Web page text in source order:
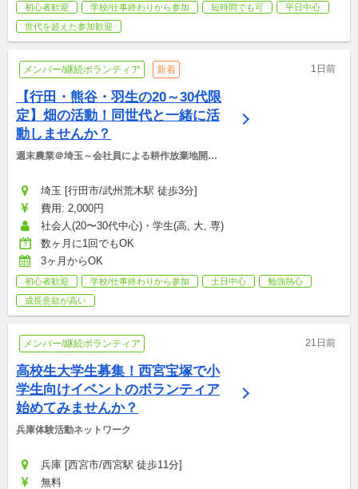
初心者歓迎 学校/仕事終わりから参加 短時間でも可
平日中心
世代を超えた参加歓迎
メンバー/継続ボランティア 新着 1日前
【行田・熊谷・羽生の20～30代限
定】畑の活動！同世代と一緒に活
動しませんか？
週末農業＠埼玉～会社員による耕作放棄地開墾
埼玉 [行田市/武州荒木駅 徒歩3分]
費用: 2,000円
社会人(20〜30代中心)・学生(高, 大, 専)
数ヶ月に1回でもOK
3ヶ月からOK
初心者歓迎 学校/仕事終わりから参加 土日中心
勉強熱心
成長意欲が高い
メンバー/継続ボランティア 21日前
高校生大学生募集！西宮宝塚で小
学生向けイベントのボランティア
始めてみませんか？
兵庫体験活動ネットワーク
兵庫 [西宮市/西宮駅 徒歩11分]
無料